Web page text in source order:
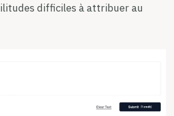
difficiles à attribuer au